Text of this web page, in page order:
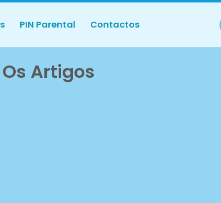
PIN Parental Contactos
Artigos